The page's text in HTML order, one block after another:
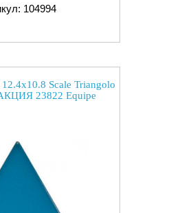
104994
12.4x10.8 Scale Triangolo
23822 Equipe